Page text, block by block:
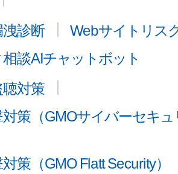
診断
Webサイトリス
談AIチャットボット
対策
策（GMOサイバーセキ
策（GMO Flatt Security）